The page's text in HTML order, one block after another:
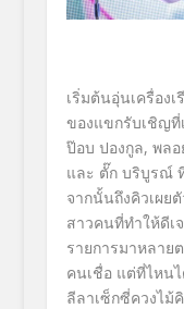
เริ่มต้นอุ่นเครื่องเ
ของแขกรับเชิญที่
ป๊อบ ปองกูล, พลอ
และ ตั๊ก บริบูรณ์
จากนั้นถึงคิวเผย
สาวคนที่ทำให้ดีเ
รายการมาหลาย
คนเชื่อ แต่ที่ไหน
ลีลาเซ็กซี่ควงไม้คิ